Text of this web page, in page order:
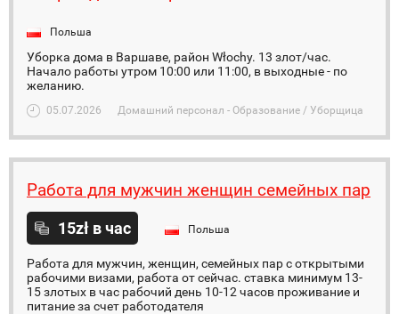
Польша
Уборка дома в Варшаве, район Włochy. 13 злот/час.
Начало работы утром 10:00 или 11:00, в выходные - по
желанию.
05.07.2026 Домашний персонал - Образование / Уборщица
Работа для мужчин женщин семейных пар
15zł в час Польша
Работа для мужчин, женщин, семейных пар с открытыми
рабочими визами, работа от сейчас. ставка минимум 13-
15 злотых в час рабочий день 10-12 часов проживание и
питание за счет работодателя